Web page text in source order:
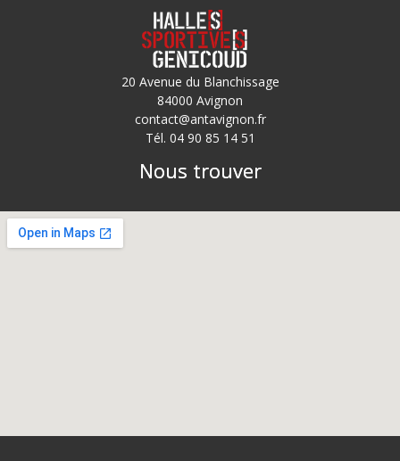
20 Avenue du Blanchissage
84000 Avignon
contact@antavignon.fr
Tél. 04 90 85 14 51
Nous trouver